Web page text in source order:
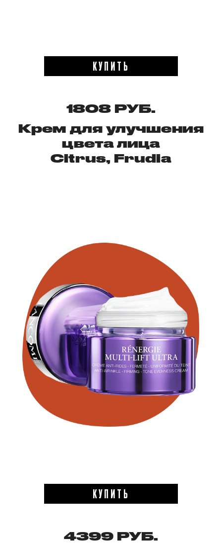
КУПИТЬ
1808 РУБ.
Крем для улучшения
цвета лица
Citrus, Frudia
КУПИТЬ
4399 РУБ.